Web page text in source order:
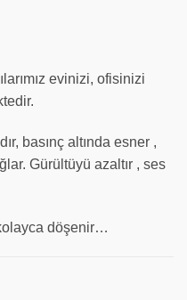
evinizi, ofisinizi
basınç altında esner ,
Gürültüyü azaltır , ses
döşenir…